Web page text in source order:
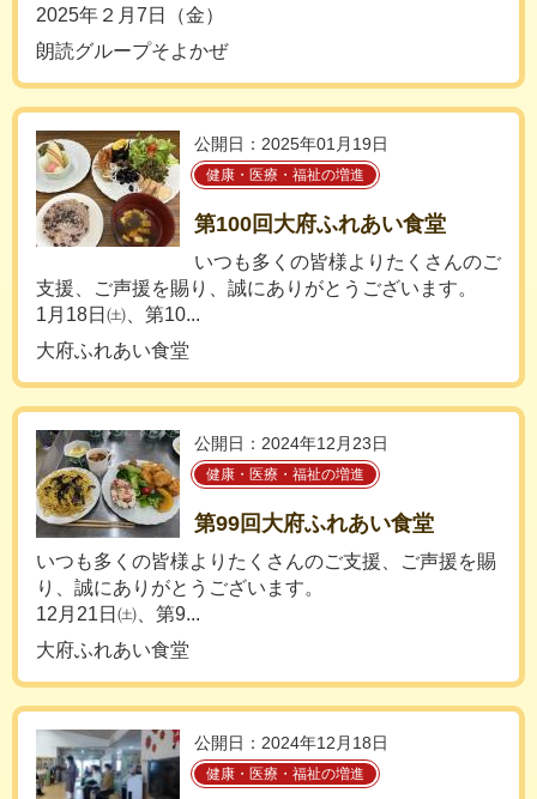
2025年２月7日（金）
朗読グループそよかぜ
公開日：2025年01月19日
健康・医療・福祉の増進
第100回大府ふれあい食堂
いつも多くの皆様よりたくさんのご
支援、ご声援を賜り、誠にありがとうございます。
1月18日㈯、第10...
大府ふれあい食堂
公開日：2024年12月23日
健康・医療・福祉の増進
第99回大府ふれあい食堂
いつも多くの皆様よりたくさんのご支援、ご声援を賜
り、誠にありがとうございます。
12月21日㈯、第9...
大府ふれあい食堂
公開日：2024年12月18日
健康・医療・福祉の増進